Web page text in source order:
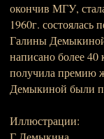
окончив МГУ,
1960г. состоялась
Галины
написано более 40
получила премию
Демыкиной были
Иллюстрации: